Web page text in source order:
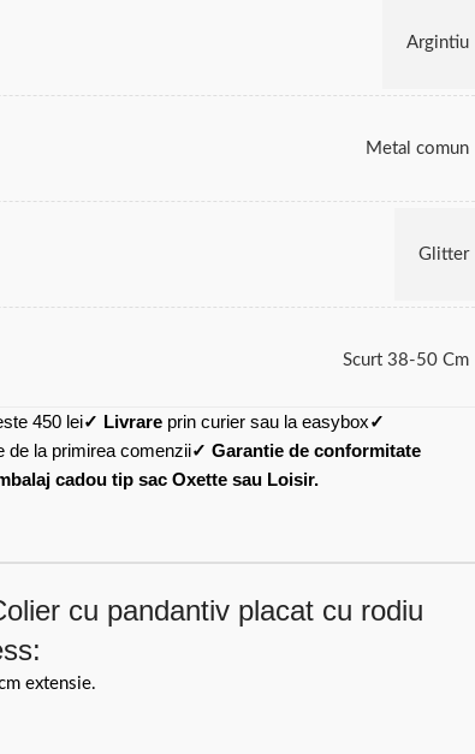
Argintiu
Metal comun
Glitter
Scurt 38-50 Cm
450 lei✓ Livrare prin curier sau la easybox✓
de la primirea comenzii✓ Garantie de conformitate
cadou tip sac Oxette sau Loisir.
cu pandantiv placat cu rodiu
extensie.